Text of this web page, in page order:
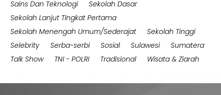
Sains Dan Teknologi
Sekolah Dasar
Sekolah Lanjut Tingkat Pertama
Sekolah Menengah Umum/Sederajat
Sekolah Tinggi
Selebrity
Serba-serbi Sosial Sulawesi
Sumatera
Talk Show
TNI - POLRI Tradisional Wisata & Ziarah